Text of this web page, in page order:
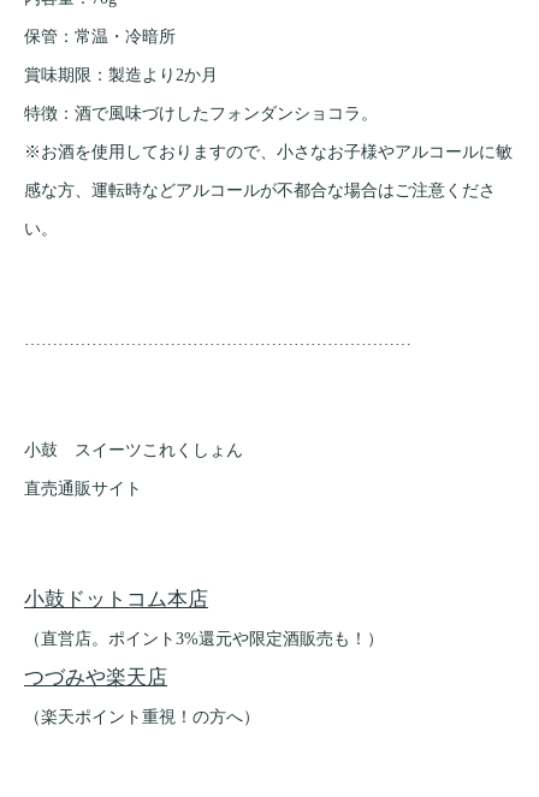
保管：常温・冷暗所
賞味期限：製造より2か月
特徴：酒で風味づけしたフォンダンショコラ。
※お酒を使用しておりますので、小さなお子様やアルコールに敏
感な方、運転時などアルコールが不都合な場合はご注意くださ
い。
……………………………………………………………
小鼓 スイーツこれくしょん
直売通販サイト
小鼓ドットコム本店
（直営店。ポイント3%還元や限定酒販売も！）
つづみや楽天店
（楽天ポイント重視！の方へ）